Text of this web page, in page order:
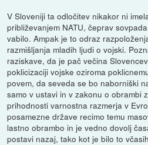
V Sloveniji ta odločitev nikakor ni
približevanjem NATU, čeprav
vabilo. Ampak je to odraz
razmišljanja mladih ljudi o vojski.
raziskave, da je pač večina
poklicizaciji vojske oziroma
povem, da seveda se bo naborniški
samo v ustavi in v zakonu o obrambi
prihodnosti varnostna razmerja v
posamezne države recimo temu
lastno obrambo in je vedno dovolj
postavi nazaj, tako kot je bilo to